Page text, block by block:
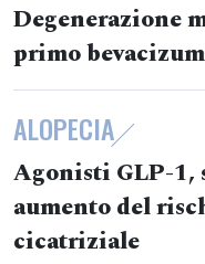
Degenerazione
primo
ALOPECIA
Agonisti GLP-1,
aumento del
cicatriziale